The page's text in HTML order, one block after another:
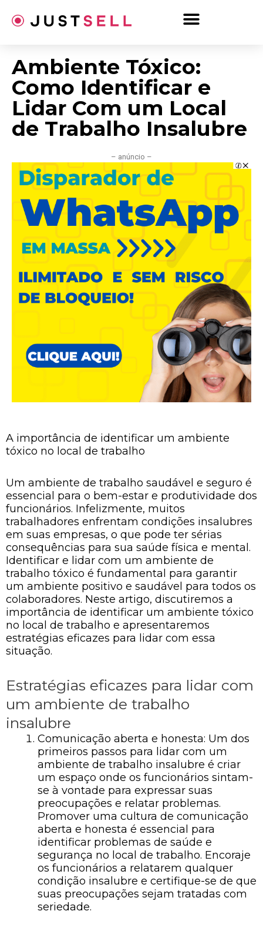
para
Ambiente Tóxico:
Como Identificar e
Lidar Com um Local
de Trabalho Insalubre
– anúncio –
A importância de identificar um ambiente
tóxico no local de trabalho
Um ambiente de trabalho saudável e seguro é
essencial para o bem-estar e produtividade dos
funcionários. Infelizmente, muitos
trabalhadores enfrentam condições insalubres
em suas empresas, o que pode ter sérias
consequências para sua saúde física e mental.
Identificar e lidar com um ambiente de
trabalho tóxico é fundamental para garantir
um ambiente positivo e saudável para todos os
colaboradores. Neste artigo, discutiremos a
importância de identificar um ambiente tóxico
no local de trabalho e apresentaremos
estratégias eficazes para lidar com essa
situação.
Estratégias eficazes para lidar com
um ambiente de trabalho
insalubre
Comunicação aberta e honesta: Um dos
primeiros passos para lidar com um
ambiente de trabalho insalubre é criar
um espaço onde os funcionários sintam-
se à vontade para expressar suas
preocupações e relatar problemas.
Promover uma cultura de comunicação
aberta e honesta é essencial para
identificar problemas de saúde e
segurança no local de trabalho. Encoraje
os funcionários a relatarem qualquer
condição insalubre e certifique-se de que
suas preocupações sejam tratadas com
seriedade.